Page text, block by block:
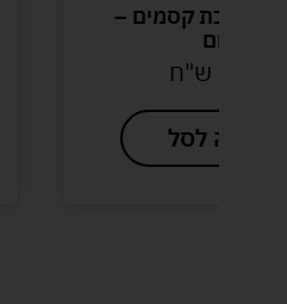
– ערכת קסמים –
אדום
ש"ח
הוספה לסל